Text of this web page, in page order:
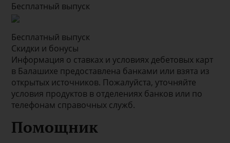
Бесплатный выпуск
Бесплатный выпуск
Скидки и бонусы
Информация о ставках и условиях дебетовых карт
в Балашихе предоставлена банками или взята из
открытых источников. Пожалуйста, уточняйте
условия продуктов в отделениях банков или по
телефонам справочных служб.
Помощник